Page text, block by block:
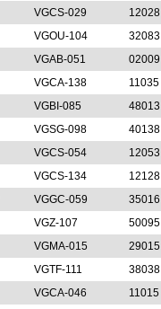
VGCS-029 12028
VGOU-104 32083
VGAB-051 02009
VGCA-138 11035
VGBI-085 48013
VGSG-098 40138
VGCS-054 12053
VGCS-134 12128
VGGC-059 35016
VGZ-107 50095
VGMA-015 29015
VGTF-111 38038
VGCA-046 11015